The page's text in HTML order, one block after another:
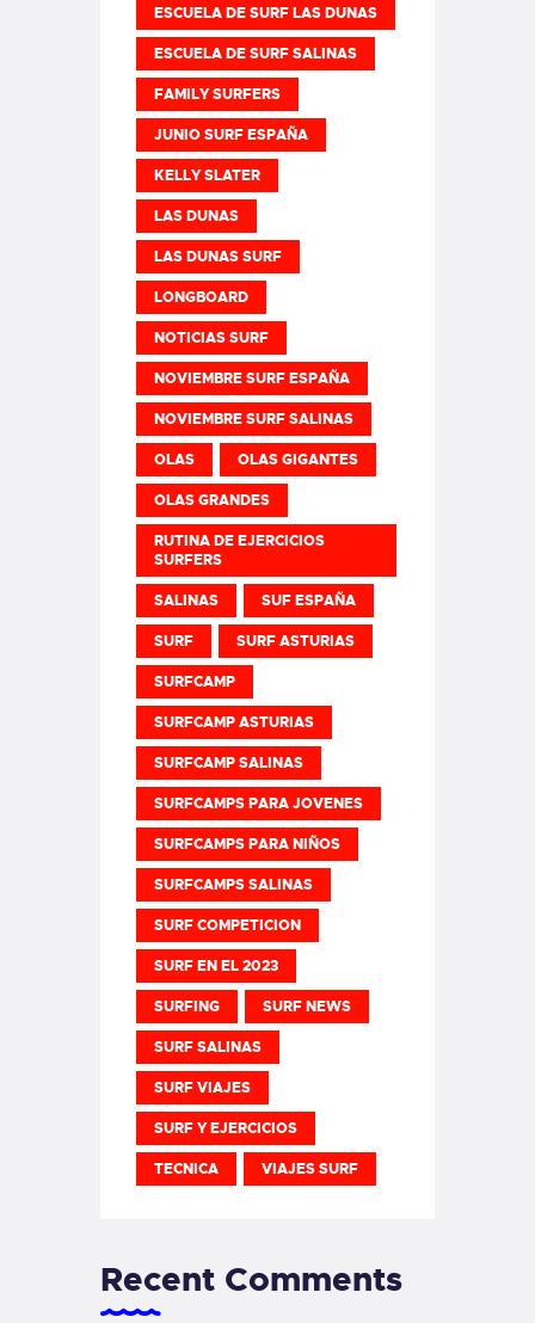
ESCUELA DE SURF LAS DUNAS
ESCUELA DE SURF SALINAS
FAMILY SURFERS
JUNIO SURF ESPAÑA
KELLY SLATER
LAS DUNAS
LAS DUNAS SURF
LONGBOARD
NOTICIAS SURF
NOVIEMBRE SURF ESPAÑA
NOVIEMBRE SURF SALINAS
OLAS OLAS GIGANTES
OLAS GRANDES
RUTINA DE EJERCICIOS
SURFERS
SALINAS SUF ESPAÑA
SURF SURF ASTURIAS
SURFCAMP
SURFCAMP ASTURIAS
SURFCAMP SALINAS
SURFCAMPS PARA JOVENES
SURFCAMPS PARA NIÑOS
SURFCAMPS SALINAS
SURF COMPETICION
SURF EN EL 2023
SURFING SURF NEWS
SURF SALINAS
SURF VIAJES
SURF Y EJERCICIOS
TECNICA VIAJES SURF
Recent Comments